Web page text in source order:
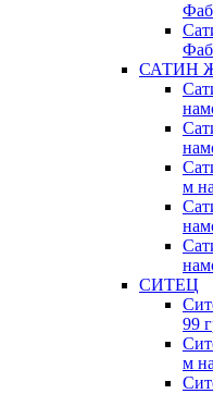
САТИН
м
СИТЕЦ
99
м